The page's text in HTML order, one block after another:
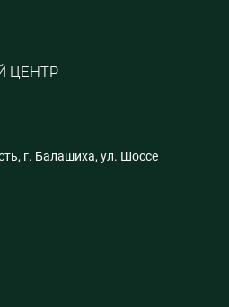
ЦЕНТР
г. Балашиха, ул. Шоссе